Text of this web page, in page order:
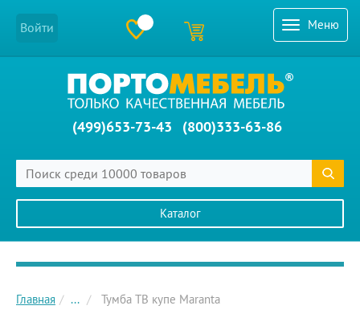
Меню
Войти
(499)653-73-43 (800)333-63-86
Каталог
Главное меню сайта
Главная ... Тумба ТВ купе Maranta